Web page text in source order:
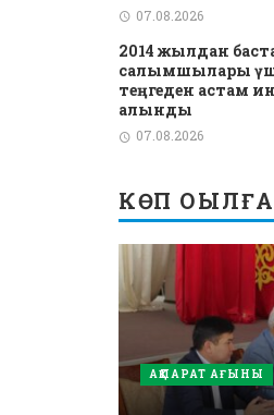
07.08.2026
2014 жылдан
салымшылары
теңгеден астам
алынды
07.08.2026
КӨП
АҚПАРАТ АҒЫНЫ